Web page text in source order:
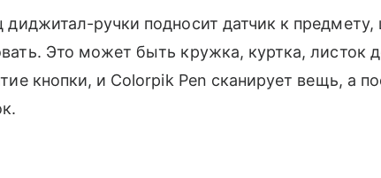
диджитал-ручки подносит датчик к предмету,
Это может быть кружка, куртка, листок
кнопки, и Colorpik Pen сканирует вещь, а